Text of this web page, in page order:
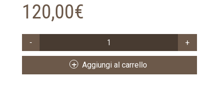
120,00€
LUNGHI
Aggiungi al carrello